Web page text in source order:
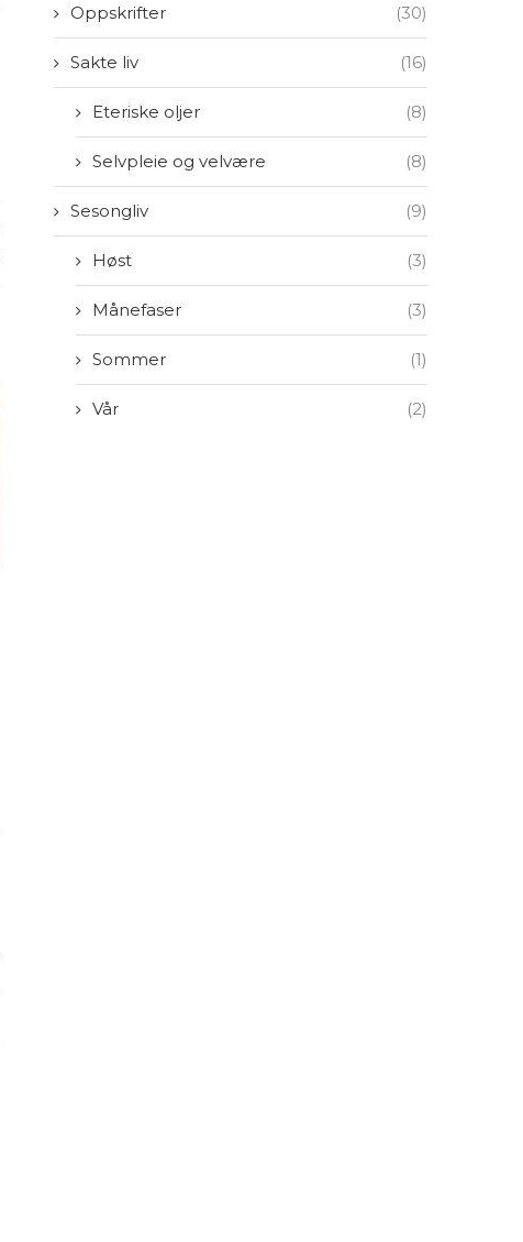
Oppskrifter (30)
Sakte liv (16)
Eteriske oljer (8)
Selvpleie og velvære (8)
Sesongliv (9)
Høst (3)
Månefaser (3)
Sommer (1)
Vår (2)